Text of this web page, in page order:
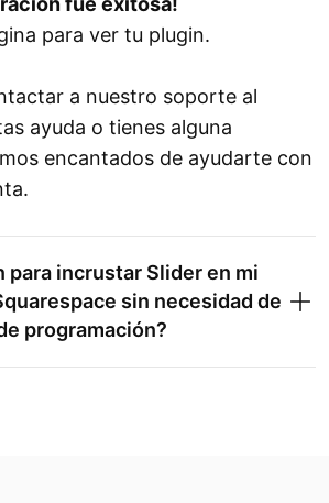
para ver tu plugin.
a nuestro soporte al
ayuda o tienes alguna
encantados de ayudarte con
para incrustar Slider en mi
sin necesidad de
programación?